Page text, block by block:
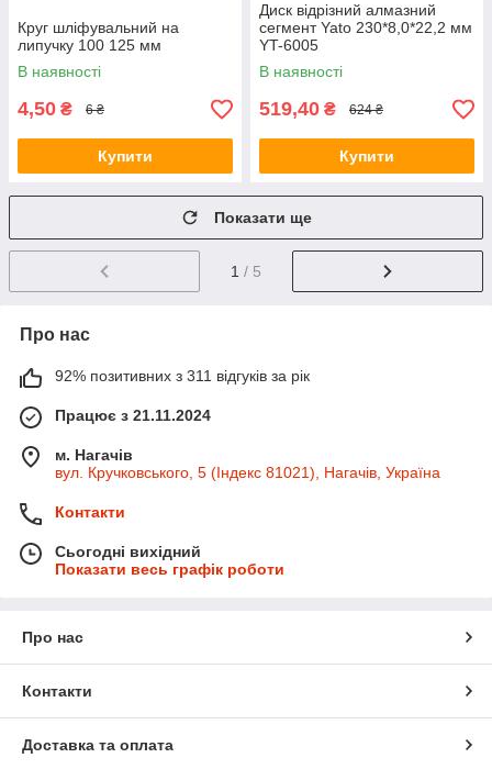
Круг шліфувальний на
липучку 100 125 мм
В наявності
4,50 ₴ 6 ₴
Купити
Диск відрізний алмазний
сегмент Yato 230*8,0*22,2 мм
YT-6005
В наявності
519,40 ₴ 624 ₴
Купити
Показати ще
1 / 5
Про нас
92% позитивних з 311 відгуків за рік
Працює з 21.11.2024
м. Нагачів
вул. Кручковського, 5 (Індекс 81021), Нагачів, Україна
Контакти
Сьогодні вихідний
Показати весь графік роботи
Про нас
Контакти
Доставка та оплата